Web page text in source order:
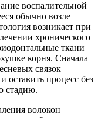
воспалительной
обычно возле
возникает при
хронического
ткани
корня. Сначала
связок —
оставить процесс без
стадию.
волокон